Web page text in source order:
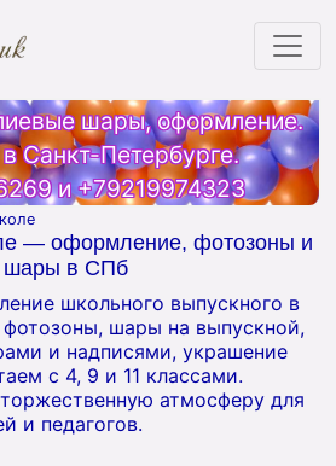
шары, оформление.
Санкт-Петербурге.
и+79219974323
— оформление, фотозоны и
шары в СПб
школьного выпускного в
шары на выпускной,
и надписями, украшение
с 4, 9 и 11 классами.
атмосферу для
и педагогов.